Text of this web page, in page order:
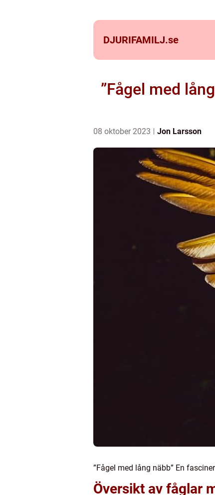
DJURIFAMILJ.se
”Fågel med
08 oktober 2023 Jon Larsson
”Fågel med lång näbb” En
Översikt av fåglar